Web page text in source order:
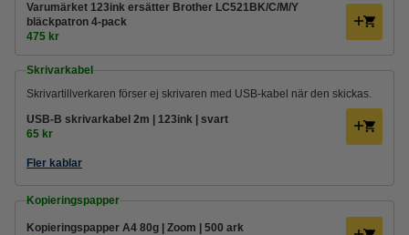
Varumärket 123ink ersätter Brother LC521BK/C/M/Y
bläckpatron 4-pack
475 kr
Skrivarkabel
Skrivartillverkaren förser ej skrivaren med USB-kabel när den skickas.
USB-B skrivarkabel 2m | 123ink | svart
65 kr
Fler kablar
Kopieringspapper
Kopieringspapper A4 80g | Zoom | 500 ark